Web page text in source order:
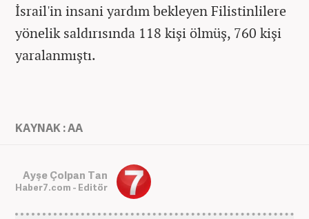
İsrail'in insani yardım bekleyen Filistinlilere
yönelik saldırısında 118 kişi ölmüş, 760 kişi
yaralanmıştı.
KAYNAK : AA
Ayşe Çolpan Tan
Haber7.com - Editör